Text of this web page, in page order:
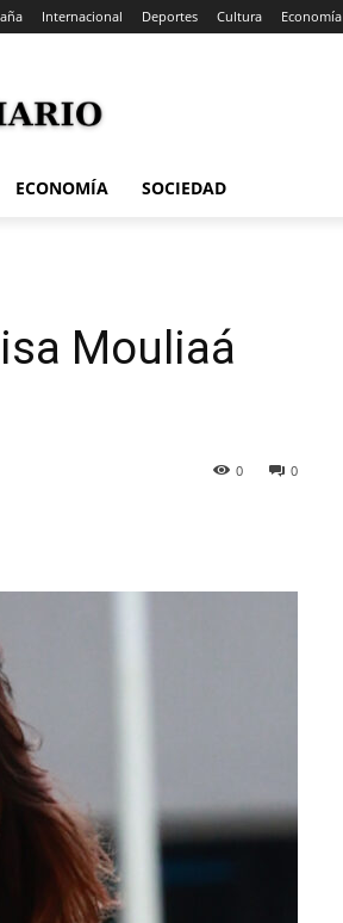
Internacional Deportes Cultura Economía
ECONOMÍA SOCIEDAD
Mouliaá
0
0